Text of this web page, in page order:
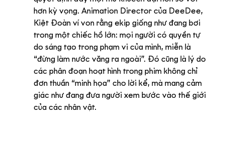
hơn kỳ vọng. Animation Director của DeeDee,
Kiệt Đoàn ví von rằng ekip giống như đang bơi
trong một chiếc hồ lớn: mọi người có quyền tự
do sáng tạo trong phạm vi của mình, miễn là
“đừng làm nước văng ra ngoài”. Đó cũng là lý do
các phân đoạn hoạt hình trong phim không chỉ
đơn thuần “minh họa” cho lời kể, mà mang cảm
giác như đang đưa người xem bước vào thế giới
của các nhân vật.